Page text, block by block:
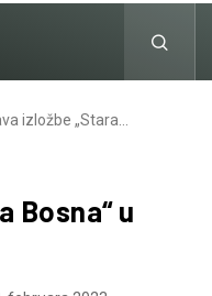
izložbe „Stara…
Bosna“ u